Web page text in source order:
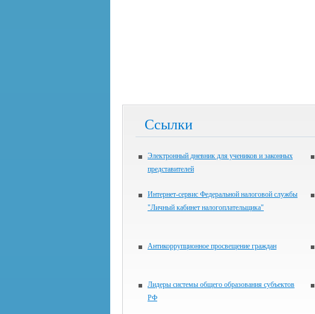
Ссылки
Электронный дневник для учеников и законных
представителей
Интернет-сервис Федеральной налоговой службы
"Личный кабинет налогоплательщика"
Антикоррупционное просвещение граждан
Лидеры системы общего образования субъектов
РФ